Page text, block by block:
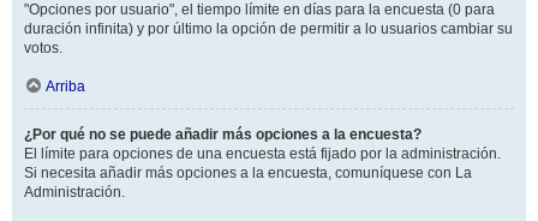
"Opciones por usuario", el tiempo límite en días para la encuesta (0 para
duración infinita) y por último la opción de permitir a lo usuarios cambiar su
votos.
Arriba
¿Por qué no se puede añadir más opciones a la encuesta?
El límite para opciones de una encuesta está fijado por la administración.
Si necesita añadir más opciones a la encuesta, comuníquese con La
Administración.